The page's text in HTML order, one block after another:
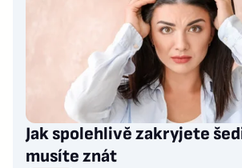
Jak spolehlivě zakryjete
musíte znát